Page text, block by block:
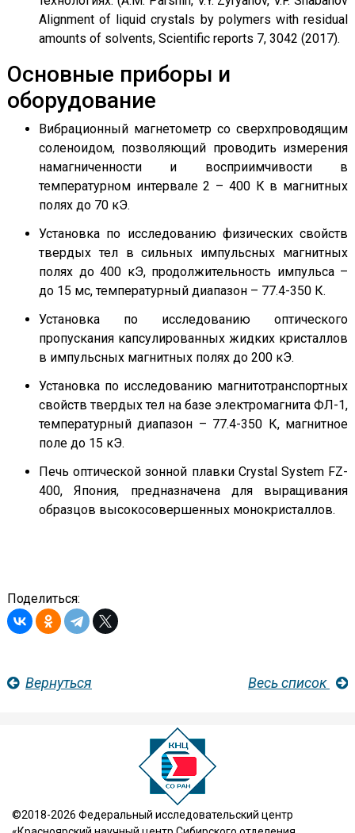
Alignment of liquid crystals by polymers with residual
amounts of solvents, Scientific reports 7, 3042 (2017).
Основные приборы и
оборудование
Вибрационный магнетометр со сверхпроводящим
соленоидом, позволяющий проводить измерения
намагниченности и восприимчивости в
температурном интервале 2 – 400 К в магнитных
полях до 70 кЭ.
Установка по исследованию физических свойств
твердых тел в сильных импульсных магнитных
полях до 400 кЭ, продолжительность импульса –
до 15 мс, температурный диапазон – 77.4-350 К.
Установка по исследованию оптического
пропускания капсулированных жидких кристаллов
в импульсных магнитных полях до 200 кЭ.
Установка по исследованию магнитотранспортных
свойств твердых тел на базе электромагнита ФЛ-1,
температурный диапазон – 77.4-350 К, магнитное
поле до 15 кЭ.
Печь оптической зонной плавки Crystal System FZ-
400, Япония, предназначена для выращивания
образцов высокосовершенных монокристаллов.
Поделиться:
Вернуться Весь список
©2018-2026 Федеральный исследовательский центр